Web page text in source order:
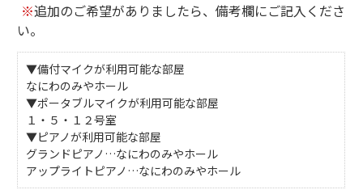
※追加のご希望がありましたら、備考欄にご記入くださ
い。
▼備付マイクが利用可能な部屋
なにわのみやホール
▼ポータブルマイクが利用可能な部屋
１・５・１２号室
▼ピアノが利用可能な部屋
グランドピアノ…なにわのみやホール
アップライトピアノ…なにわのみやホール